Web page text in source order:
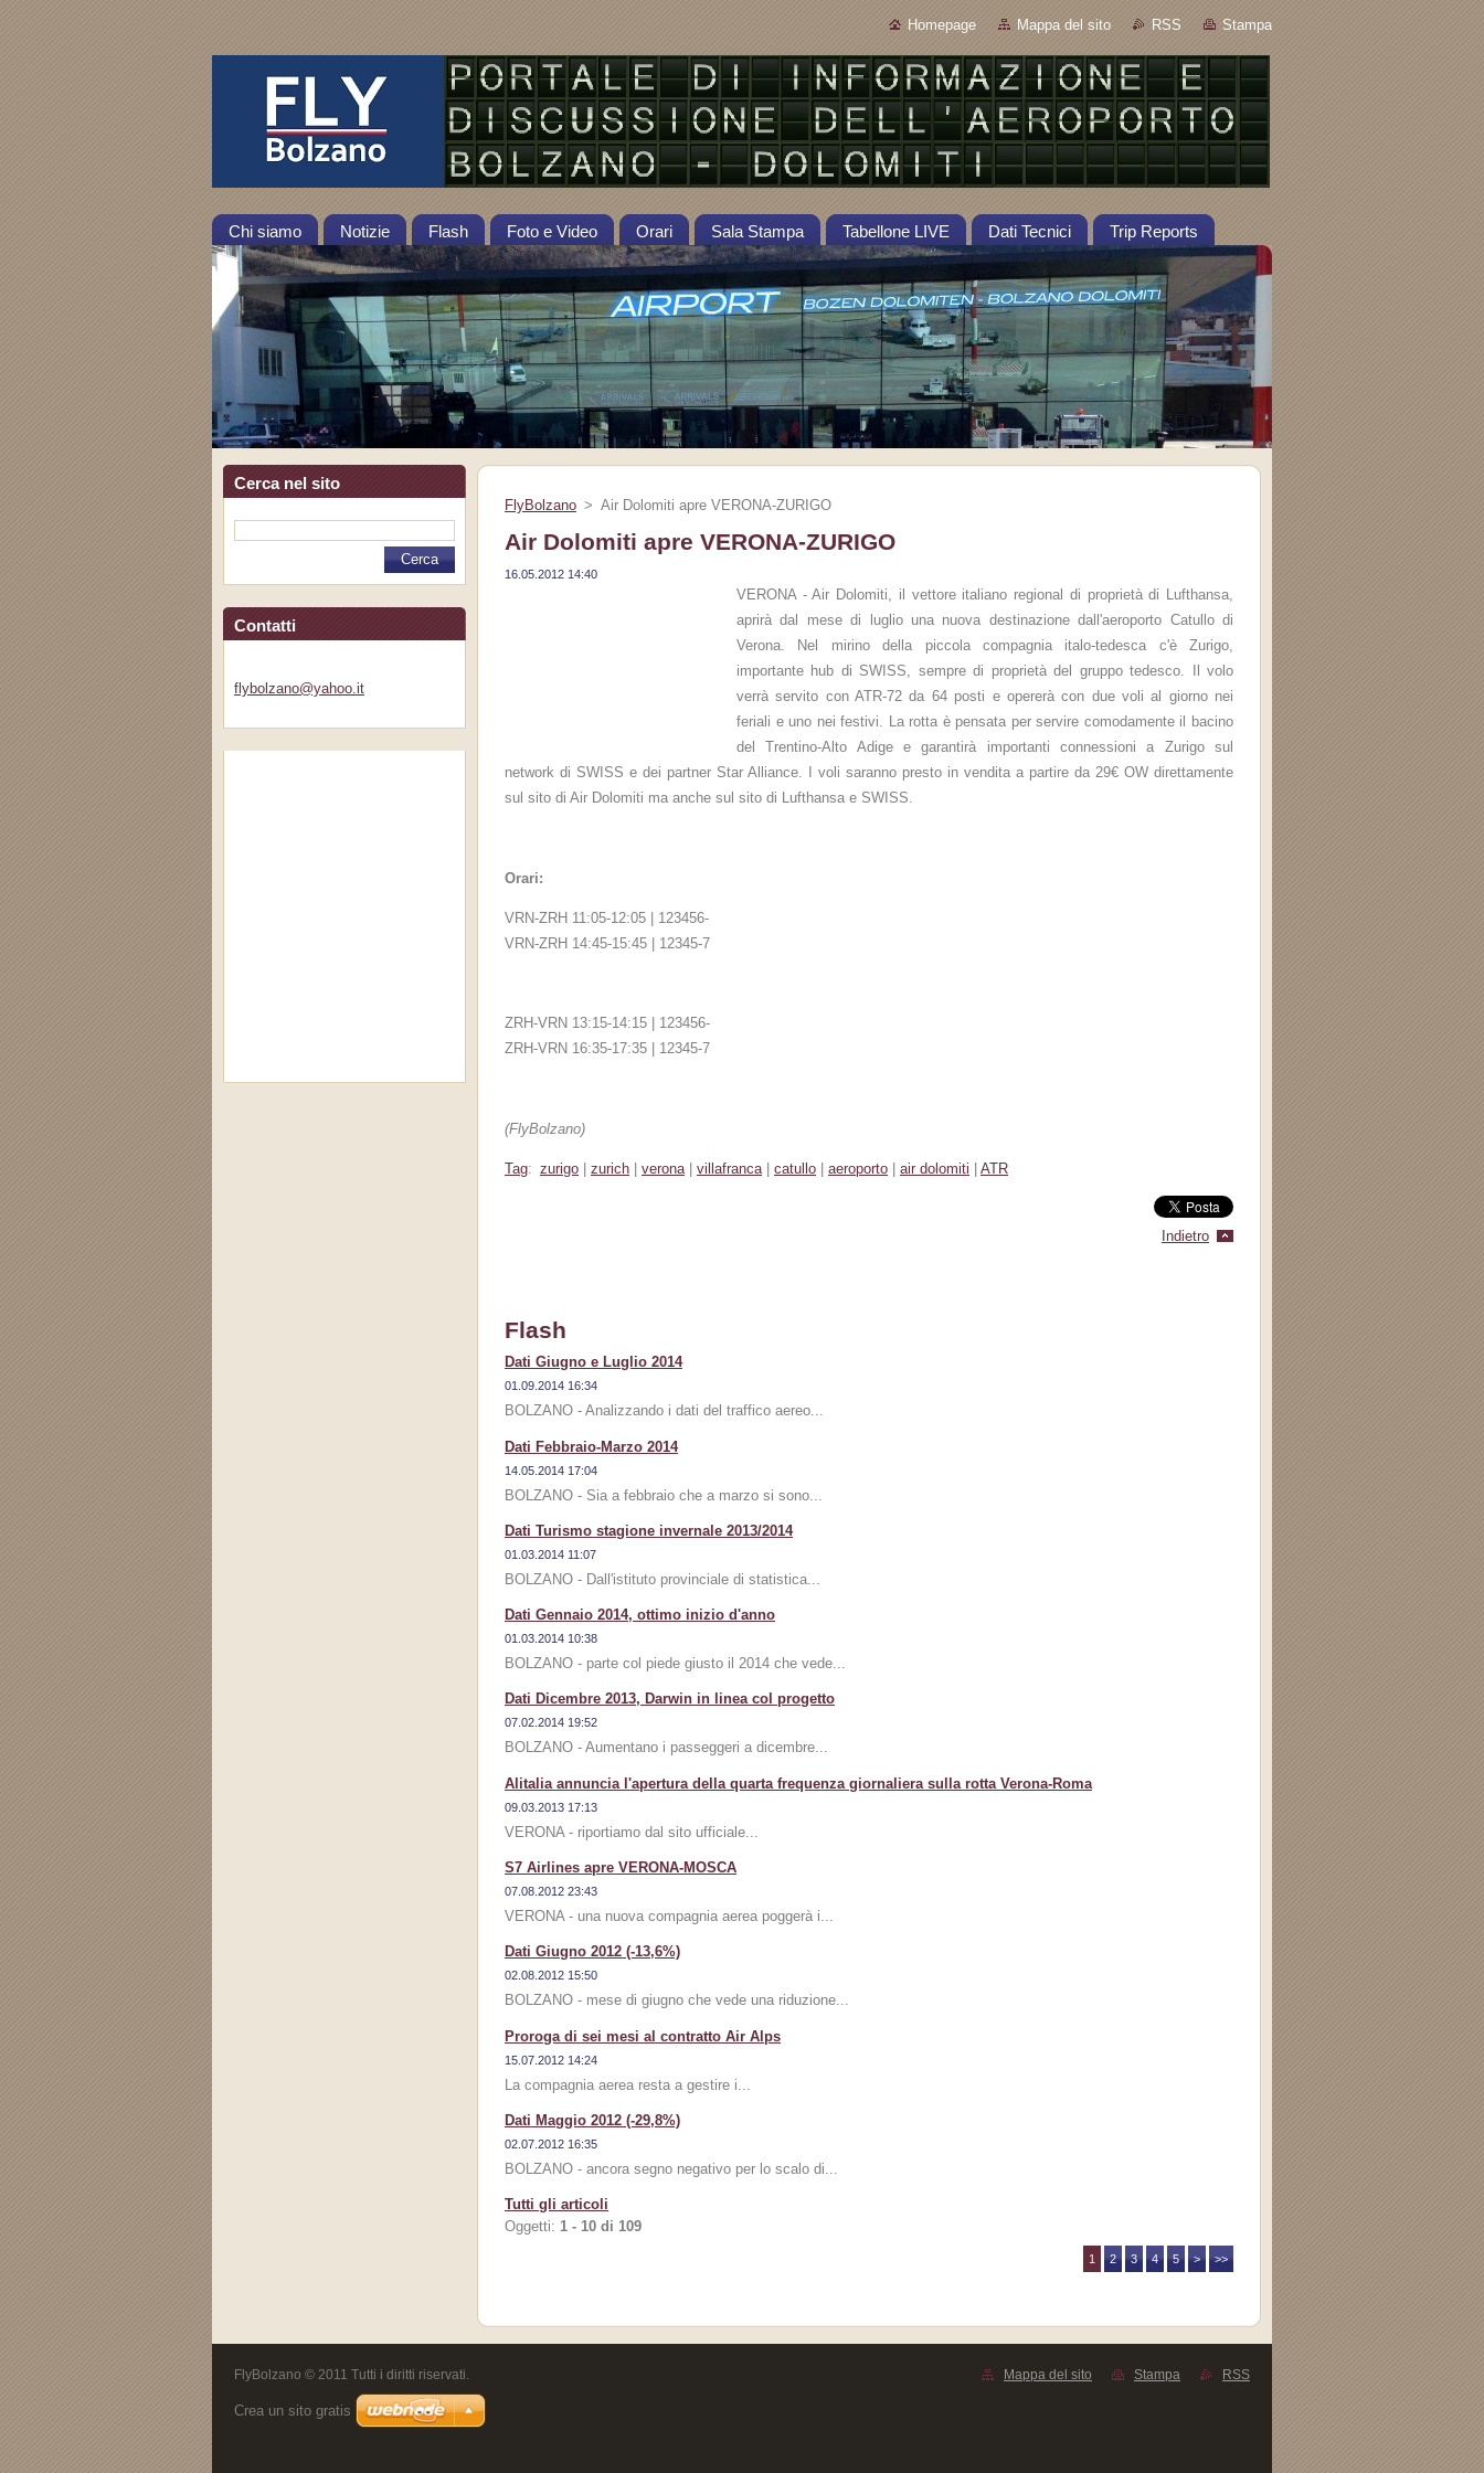
Homepage Mappa del sito RSS Stampa
Chi siamo Notizie Flash Foto e Video Orari Sala Stampa Tabellone LIVE Dati Tecnici Trip Reports
Cerca nel sito
Contatti
flybolzano@yahoo.it
FlyBolzano > Air Dolomiti apre VERONA-ZURIGO
Air Dolomiti apre VERONA-ZURIGO
16.05.2012 14:40
VERONA - Air Dolomiti, il vettore italiano regional di proprietà di Lufthansa,
aprirà dal mese di luglio una nuova destinazione dall'aeroporto Catullo di
Verona. Nel mirino della piccola compagnia italo-tedesca c'è Zurigo,
importante hub di SWISS, sempre di proprietà del gruppo tedesco. Il volo
verrà servito con ATR-72 da 64 posti e opererà con due voli al giorno nei
feriali e uno nei festivi. La rotta è pensata per servire comodamente il bacino
del Trentino-Alto Adige e garantirà importanti connessioni a Zurigo sul
network di SWISS e dei partner Star Alliance. I voli saranno presto in vendita a partire da 29€ OW direttamente
sul sito di Air Dolomiti ma anche sul sito di Lufthansa e SWISS.
Orari:
VRN-ZRH 11:05-12:05 | 123456-
VRN-ZRH 14:45-15:45 | 12345-7
ZRH-VRN 13:15-14:15 | 123456-
ZRH-VRN 16:35-17:35 | 12345-7
(FlyBolzano)
Tag: zurigo zurich verona villafranca catullo aeroporto air dolomiti ATR
Indietro
Flash
Dati Giugno e Luglio 2014
01.09.2014 16:34
BOLZANO - Analizzando i dati del traffico aereo...
Dati Febbraio-Marzo 2014
14.05.2014 17:04
BOLZANO - Sia a febbraio che a marzo si sono...
Dati Turismo stagione invernale 2013/2014
01.03.2014 11:07
BOLZANO - Dall'istituto provinciale di statistica...
Dati Gennaio 2014, ottimo inizio d'anno
01.03.2014 10:38
BOLZANO - parte col piede giusto il 2014 che vede...
Dati Dicembre 2013, Darwin in linea col progetto
07.02.2014 19:52
BOLZANO - Aumentano i passeggeri a dicembre...
Alitalia annuncia l'apertura della quarta frequenza giornaliera sulla rotta Verona-Roma
09.03.2013 17:13
VERONA - riportiamo dal sito ufficiale...
S7 Airlines apre VERONA-MOSCA
07.08.2012 23:43
VERONA - una nuova compagnia aerea poggerà i...
Dati Giugno 2012 (-13,6%)
02.08.2012 15:50
BOLZANO - mese di giugno che vede una riduzione...
Proroga di sei mesi al contratto Air Alps
15.07.2012 14:24
La compagnia aerea resta a gestire i...
Dati Maggio 2012 (-29,8%)
02.07.2012 16:35
BOLZANO - ancora segno negativo per lo scalo di...
Tutti gli articoli
Oggetti: 1 - 10 di 109
1 2 3 4 5 > >>
Mappa del sito Stampa RSS
FlyBolzano © 2011 Tutti i diritti riservati.
Crea un sito gratis